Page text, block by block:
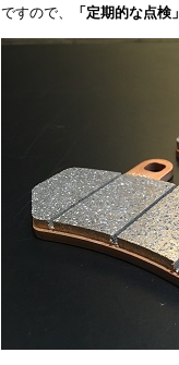
ですので、 「定期的な点検」